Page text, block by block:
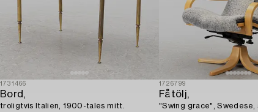
1731466
Bord,
troligtvis Italien, 1900-tales mitt.
1726799
Fåtölj,
"Swing grace", Swedese,